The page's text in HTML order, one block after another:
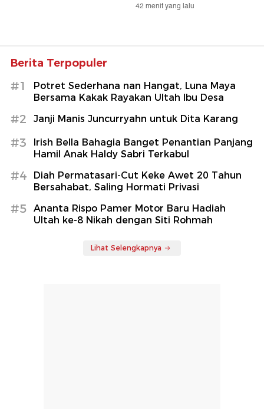
42 menit yang lalu
Berita Terpopuler
#1
Potret Sederhana nan Hangat, Luna Maya
Bersama Kakak Rayakan Ultah Ibu Desa
#2 Janji Manis Juncurryahn untuk Dita Karang
#3
Irish Bella Bahagia Banget Penantian Panjang
Hamil Anak Haldy Sabri Terkabul
#4
Diah Permatasari-Cut Keke Awet 20 Tahun
Bersahabat, Saling Hormati Privasi
#5
Ananta Rispo Pamer Motor Baru Hadiah
Ultah ke-8 Nikah dengan Siti Rohmah
Lihat Selengkapnya